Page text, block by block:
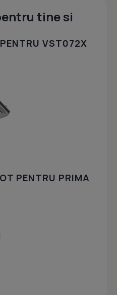
tine si
VST072X
PENTRU PRIMA